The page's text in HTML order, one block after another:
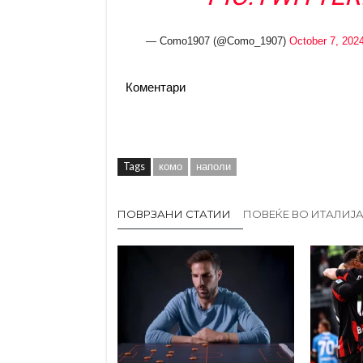
— Como1907 (@Como_1907) October 7,
Коментари
Tags комо наполи
ПОВРЗАНИ СТАТИИ ПОВЕЌЕ ВО ИТАЛИЈА